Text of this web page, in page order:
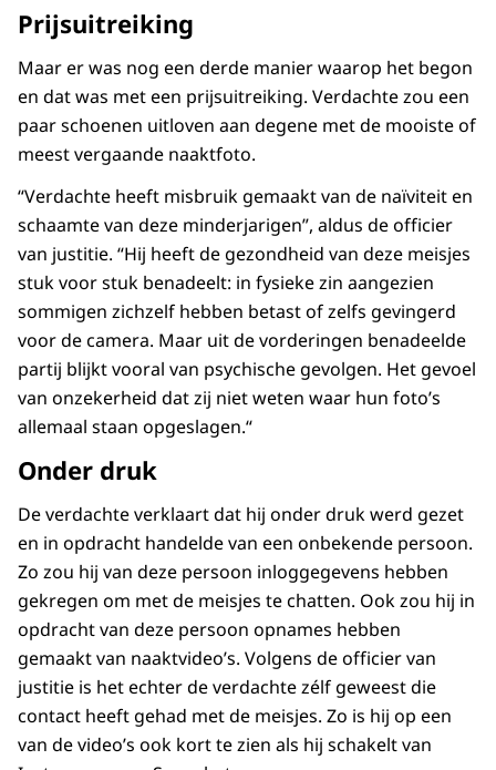
Prijsuitreiking
Maar er was nog een derde manier waarop het begon
en dat was met een prijsuitreiking. Verdachte zou een
paar schoenen uitloven aan degene met de mooiste of
meest vergaande naaktfoto.
“Verdachte heeft misbruik gemaakt van de naïviteit en
schaamte van deze minderjarigen”, aldus de officier
van justitie. “Hij heeft de gezondheid van deze meisjes
stuk voor stuk benadeelt: in fysieke zin aangezien
sommigen zichzelf hebben betast of zelfs gevingerd
voor de camera. Maar uit de vorderingen benadeelde
partij blijkt vooral van psychische gevolgen. Het gevoel
van onzekerheid dat zij niet weten waar hun foto’s
allemaal staan opgeslagen.“
Onder druk
De verdachte verklaart dat hij onder druk werd gezet
en in opdracht handelde van een onbekende persoon.
Zo zou hij van deze persoon inloggegevens hebben
gekregen om met de meisjes te chatten. Ook zou hij in
opdracht van deze persoon opnames hebben
gemaakt van naaktvideo’s. Volgens de officier van
justitie is het echter de verdachte zélf geweest die
contact heeft gehad met de meisjes. Zo is hij op een
van de video’s ook kort te zien als hij schakelt van